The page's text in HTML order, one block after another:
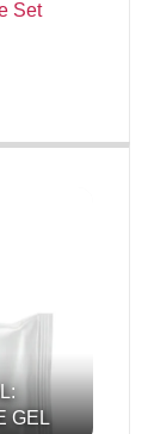
Set
GEL